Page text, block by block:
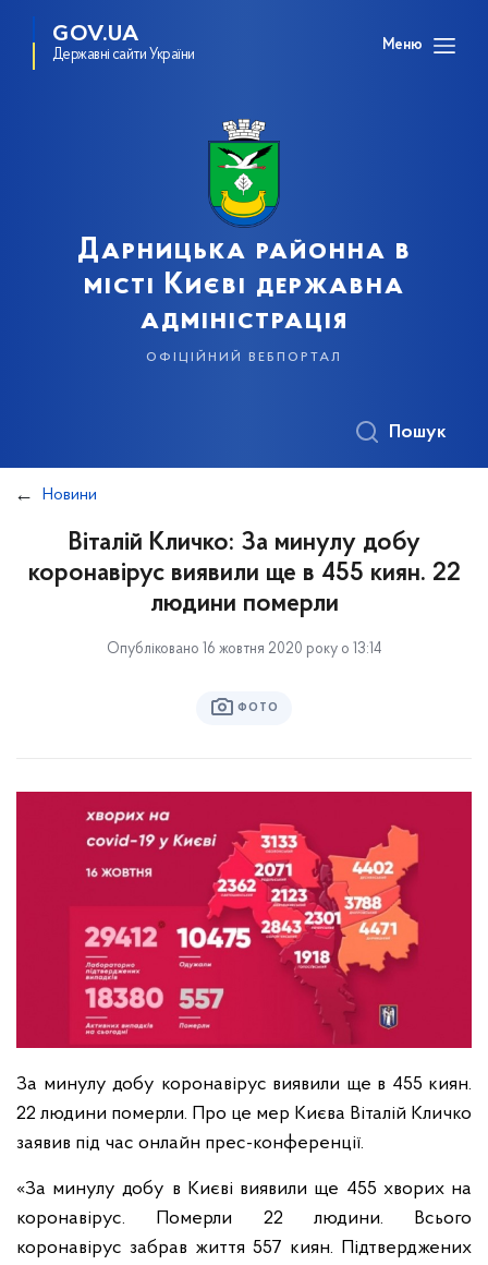
GOV.UA
Державні сайти України
Меню
Дарницька районна в
місті Києві державна
адміністрація
офіційний вебпортал
Пошук
Новини
Віталій Кличко: За минулу добу
коронавірус виявили ще в 455 киян. 22
людини померли
Опубліковано 16 жовтня 2020 року о 13:14
ФОТО
За минулу добу коронавірус виявили ще в 455 киян.
22 людини померли. Про це мер Києва Віталій Кличко
заявив під час онлайн прес-конференції.
«За минулу добу в Києві виявили ще 455 хворих на
коронавірус. Померли 22 людини. Всього
коронавірус забрав життя 557 киян. Підтверджених